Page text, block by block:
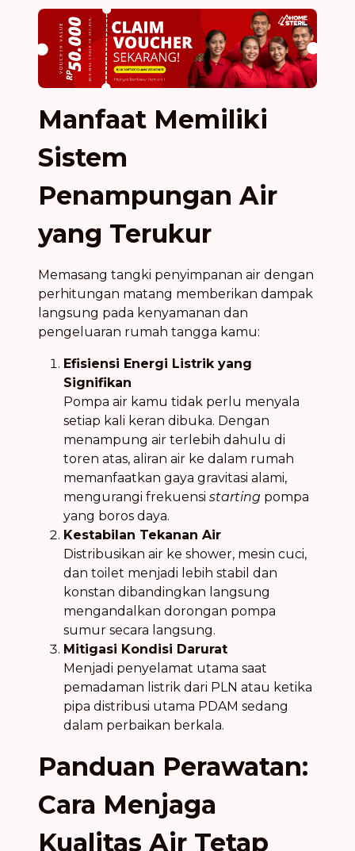
Manfaat Memiliki
Sistem
Penampungan Air
yang Terukur
Memasang tangki penyimpanan air dengan
perhitungan matang memberikan dampak
langsung pada kenyamanan dan
pengeluaran rumah tangga kamu:
Efisiensi Energi Listrik yang
Signifikan
Pompa air kamu tidak perlu menyala
setiap kali keran dibuka. Dengan
menampung air terlebih dahulu di
toren atas, aliran air ke dalam rumah
memanfaatkan gaya gravitasi alami,
mengurangi frekuensi starting pompa
yang boros daya.
Kestabilan Tekanan Air
Distribusikan air ke shower, mesin cuci,
dan toilet menjadi lebih stabil dan
konstan dibandingkan langsung
mengandalkan dorongan pompa
sumur secara langsung.
Mitigasi Kondisi Darurat
Menjadi penyelamat utama saat
pemadaman listrik dari PLN atau ketika
pipa distribusi utama PDAM sedang
dalam perbaikan berkala.
Panduan Perawatan:
Cara Menjaga
Kualitas Air Tetap